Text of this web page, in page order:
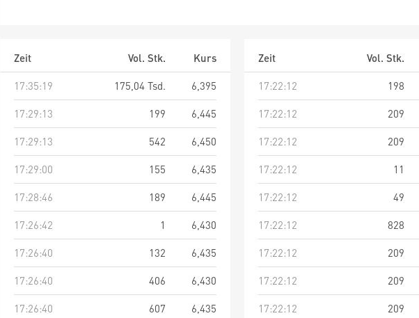
Zeit Vol. Stk.
Kurs
17:35:19
175,04 Tsd.
6,395
17:29:13
199
6,445
17:29:13
542
6,450
17:29:00
155
6,435
17:28:46
189
6,445
17:26:42
1
6,430
17:26:40
132
6,435
17:26:40
406
6,430
17:26:40
607
6,435
Zeit Vol. Stk.
17:22:12
198
17:22:12
209
17:22:12
209
17:22:12
11
17:22:12
49
17:22:12
828
17:22:12
209
17:22:12
209
17:22:12
209